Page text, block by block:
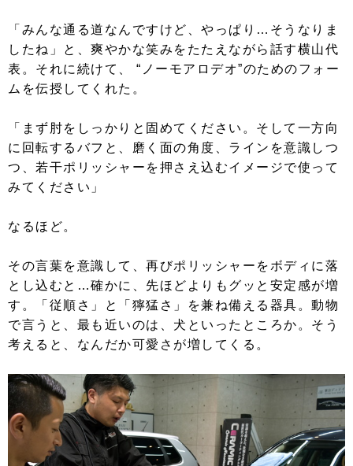
「みんな通る道なんですけど、やっぱり…そうなりま
したね」と、爽やかな笑みをたたえながら話す横山代
表。それに続けて、 “ノーモアロデオ”のためのフォー
ムを伝授してくれた。
「まず肘をしっかりと固めてください。そして一方向
に回転するバフと、磨く面の角度、ラインを意識しつ
つ、若干ポリッシャーを押さえ込むイメージで使って
みてください」
なるほど。
その言葉を意識して、再びポリッシャーをボディに落
とし込むと…確かに、先ほどよりもグッと安定感が増
す。「従順さ」と「獰猛さ」を兼ね備える器具。動物
で言うと、最も近いのは、犬といったところか。そう
考えると、なんだか可愛さが増してくる。